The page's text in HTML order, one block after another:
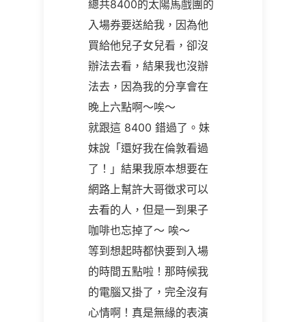
總共8400的太陽馬戲團的
入場券要送給我，因為他
買給他兒子女兒看，卻沒
辦法去看，結果我也沒辦
法去，因為我的分享會在
晚上六點啊～唉～
就跟這 8400 錯過了。妹
妹說「還好我在倫敦看過
了！」結果我原本想要在
網路上幫許大哥徵求可以
去看的人，但是一到果子
咖啡也忘掉了～ 唉～
等到想起時都快要到入場
的時間五點啦！那時候我
的電腦又掛了，完全沒有
心情啊！真是無緣的表演